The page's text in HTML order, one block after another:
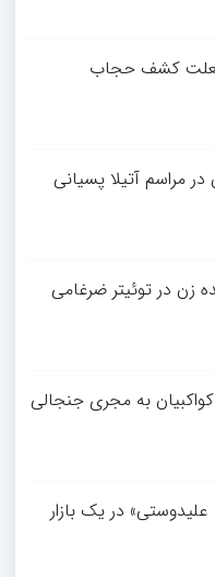
بعلت کشف حجاب
مراسم آتیلا پسیانی
زن در توئیتر ضرغامی
به مجری جنجالی
در یک بازار